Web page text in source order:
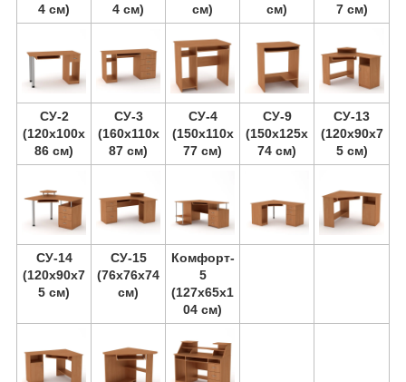
4 см)
4 см)
см)
см)
7 см)
СУ-2
(120х100х
86 см)
СУ-3
(160х110х
87 см)
СУ-4
(150х110х
77 см)
СУ-9
(150х125х
74 см)
СУ-13
(120х90х7
5 см)
СУ-14
(120х90х7
5 см)
СУ-15
(76х76х74
см)
Комфорт-
5
(127х65х1
04 см)